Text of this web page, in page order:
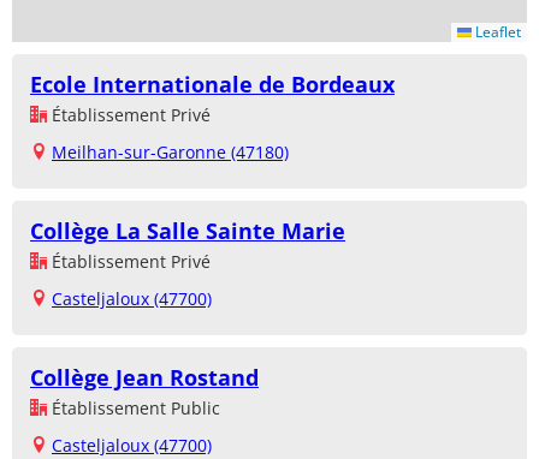
Leaflet
Ecole Internationale de Bordeaux
Établissement Privé
Meilhan-sur-Garonne (47180)
Collège La Salle Sainte Marie
Établissement Privé
Casteljaloux (47700)
Collège Jean Rostand
Établissement Public
Casteljaloux (47700)